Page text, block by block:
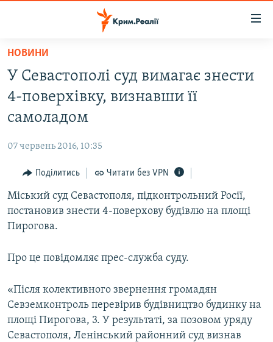
Перейти
основного
матеріалу
до
основної
навігації
Перейти
пошуку
ВІДЕО ТА ФОТО
БЛОГИ
ПОГЛЯД
ІНТЕРВ'Ю
ДЕПОРТАЦІЯ
ВІДЕОУРОКИ «ELIFBE»
СВІДЧЕННЯ ОКУПАЦІЇ
УКРАЇНСЬКА ПРОБЛЕМА КРИМУ
ЯК ОБІЙТИ БЛОКУВАННЯ
Русский
Qırımtatar
НОВИНИ
У Севастополі суд вимагає знести
4-поверхівку, визнавши її
самоладом
07 червень 2016, 10:35
Поділитись Читати без VPN
Міський суд Севастополя, підконтрольний Росії,
постановив знести 4-поверхову будівлю на площі
Пирогова.
Про це повідомляє прес-служба суду.
«Після колективного звернення громадян
Севземконтроль перевірив будівництво будинку на
площі Пирогова, 3. У результаті, за позовом уряду
Севастополя, Ленінський районний суд визнав